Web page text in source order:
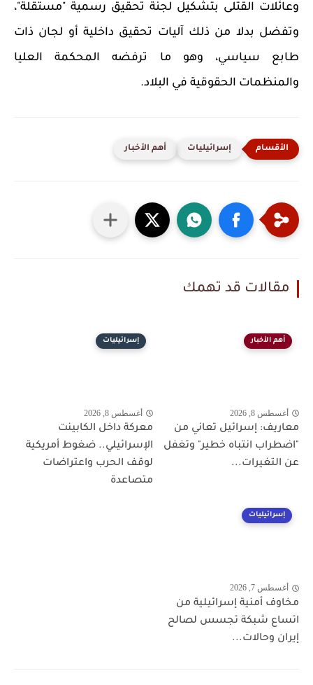
وعائلات القتلى بتشكيل لجنة تحقيق رسمية "مستقلة"،
وتفضل بدلا من ذلك آليات تحقيق داخلية أو لجان ذات
طابع سياسي، وهو ما ترفضه المحكمة العليا
والمنظمات الحقوقية في البلاد.
إسرائيليات أهم الأخبار
مقالات قد تهمك
أهم الأخبار
أغسطس 8, 2026
معاريف: إسرائيل تعاني من
"اضطراب انتباه خطير" وتغفل
عن التغيرات...
إسرائيليات
أغسطس 8, 2026
معركة داخل الكابينت
الإسرائيلي.. ضغوط أمريكية
لوقف الحرب واعتراضات
متصاعدة
إسرائيليات
أغسطس 7, 2026
مخاوف أمنية إسرائيلية من
اتساع شبكة تجسس لصالح
إيران وحالات...